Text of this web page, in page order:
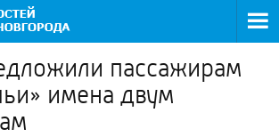
пассажирам
имена двум